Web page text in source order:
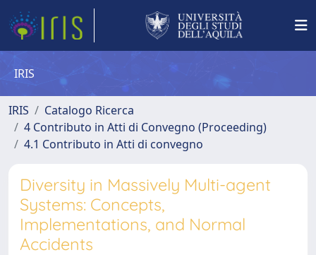
IRIS
IRIS
Catalogo Ricerca
4 Contributo in Atti di Convegno (Proceeding)
4.1 Contributo in Atti di convegno
Diversity in Massively Multi-agent
Systems: Concepts,
Implementations, and Normal
Accidents